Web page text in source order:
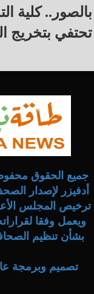
بالصور.. كلية
تحتفي بتخريج
جميع الحقوق
أدفيزر لإصدار
بشأن تنظيم
تصميم وبرمجة